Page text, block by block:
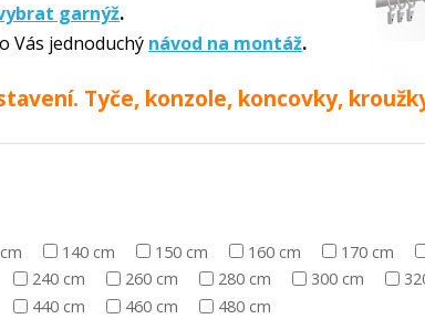
garnýž.
Vás jednoduchý návod na montáž.
Tyče, konzole, koncovky,
140 cm 150 cm 160 cm 170 cm
240 cm 260 cm 280 cm 300 cm
440 cm 460 cm
480 cm